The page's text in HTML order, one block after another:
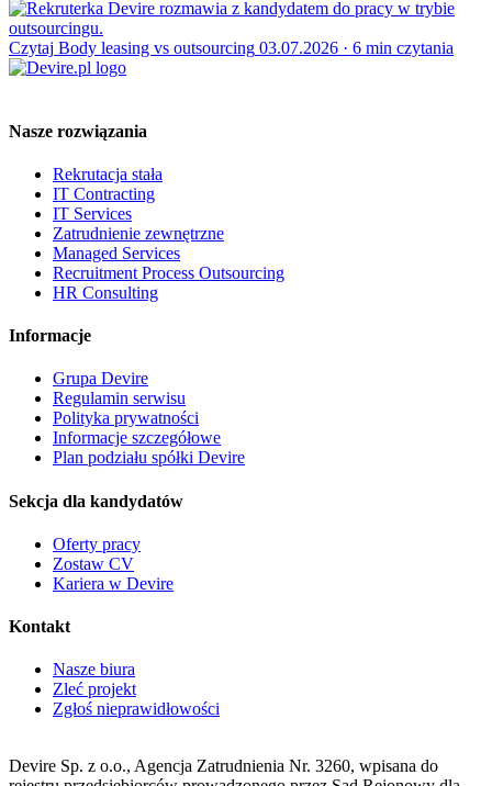
Czytaj Body leasing vs outsourcing 03.07.2026 · 6 min czytania
Nasze rozwiązania
Rekrutacja stała
IT Contracting
IT Services
Zatrudnienie zewnętrzne
Managed Services
Recruitment Process Outsourcing
HR Consulting
Informacje
Grupa Devire
Regulamin serwisu
Polityka prywatności
Informacje szczegółowe
Plan podziału spółki Devire
Sekcja dla kandydatów
Oferty pracy
Zostaw CV
Kariera w Devire
Kontakt
Nasze biura
Zleć projekt
Zgłoś nieprawidłowości
Devire Sp. z o.o., Agencja Zatrudnienia Nr. 3260, wpisana do